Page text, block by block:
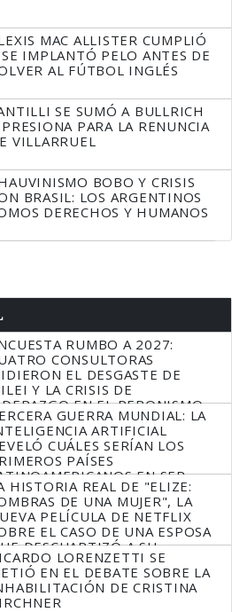
MAC ALLISTER CUMPLIÓ
IMPLANTÓ PELO ANTES DE
AL FÚTBOL INGLÉS
SE SUMÓ A BULLRICH
PARA LA RENUNCIA
VILLARRUEL
BOBO Y CRISIS
BRASIL: LOS ARGENTINOS
DERECHOS Y HUMANOS
RUMBO A 2027:
CONSULTORAS
EL DESGASTE DE
Y LA CRISIS DE
EN EL PERONISMO
GUERRA MUNDIAL: LA
ARTIFICIAL
CUÁLES SERÍAN LOS
PAÍSES
EN SER
HISTORIA REAL DE "ELIZE:
DE UNA MUJER", LA
PELÍCULA DE NETFLIX
EL CASO DE UNA ESPOSA
DESCUARTIZÓ A SU
LORENZETTI SE
EN EL DEBATE SOBRE LA
DE CRISTINA